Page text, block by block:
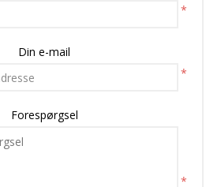
*
Din e-mail
*
Forespørgsel
*